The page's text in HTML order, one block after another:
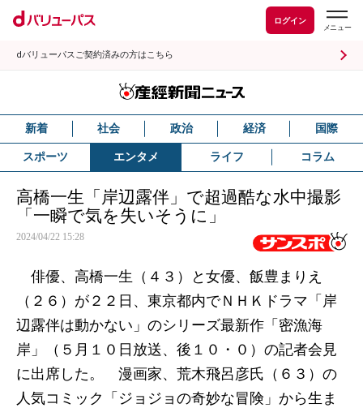
ログイン
dバリューパスご契約済みの方はこちら
新着 社会 政治 経済 国際
スポーツ エンタメ ライフ コラム
高橋一生「岸辺露伴」で超過酷な水中撮影
「一瞬で気を失いそうに」
2024/04/22 15:28
俳優、高橋一生（４３）と女優、飯豊まりえ
（２６）が２２日、東京都内でＮＨＫドラマ「岸
辺露伴は動かない」のシリーズ最新作「密漁海
岸」（５月１０日放送、後１０・０）の記者会見
に出席した。 漫画家、荒木飛呂彦氏（６３）の
人気コミック「ジョジョの奇妙な冒険」から生ま